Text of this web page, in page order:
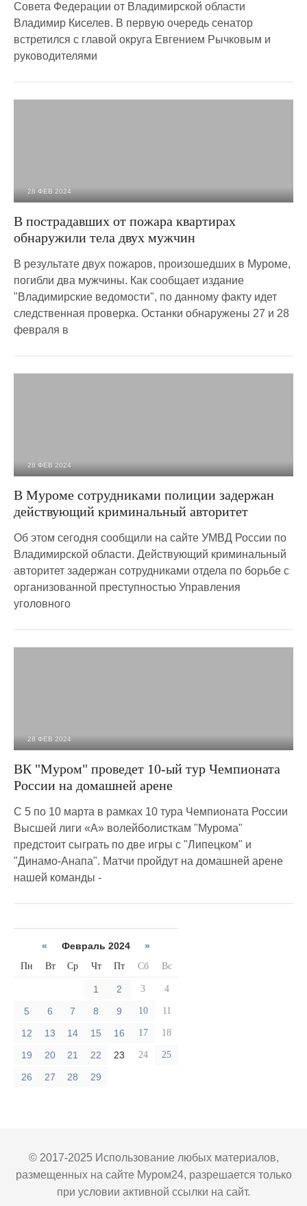
Совета Федерации от Владимирской области
Владимир Киселев. В первую очередь сенатор
встретился с главой округа Евгением Рычковым и
руководителями
28 ФЕВ 2024
В пострадавших от пожара квартирах
обнаружили тела двух мужчин
В результате двух пожаров, произошедших в Муроме,
погибли два мужчины. Как сообщает издание
"Владимирские ведомости", по данному факту идет
следственная проверка. Останки обнаружены 27 и 28
февраля в
28 ФЕВ 2024
В Муроме сотрудниками полиции задержан
действующий криминальный авторитет
Об этом сегодня сообщили на сайте УМВД России по
Владимирской области. Действующий криминальный
авторитет задержан сотрудниками отдела по борьбе с
организованной преступностью Управления
уголовного
28 ФЕВ 2024
ВК "Муром" проведет 10-ый тур Чемпионата
России на домашней арене
С 5 по 10 марта в рамках 10 тура Чемпионата России
Высшей лиги «А» волейболисткам "Мурома"
предстоит сыграть по две игры с "Липецком" и
"Динамо-Анапа". Матчи пройдут на домашней арене
нашей команды -
« Февраль 2024 »
Пн Вт Ср Чт Пт Сб Вс
1 2 3 4
5 6 7 8 9 10 11
12 13 14 15 16 17 18
19 20 21 22 23 24 25
26 27 28 29
© 2017-2025 Использование любых материалов,
размещенных на сайте Муром24, разрешается только
при условии активной ссылки на сайт.